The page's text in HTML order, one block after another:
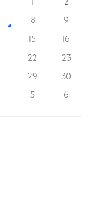
2
8
9
15
16
22
23
29
30
5 6